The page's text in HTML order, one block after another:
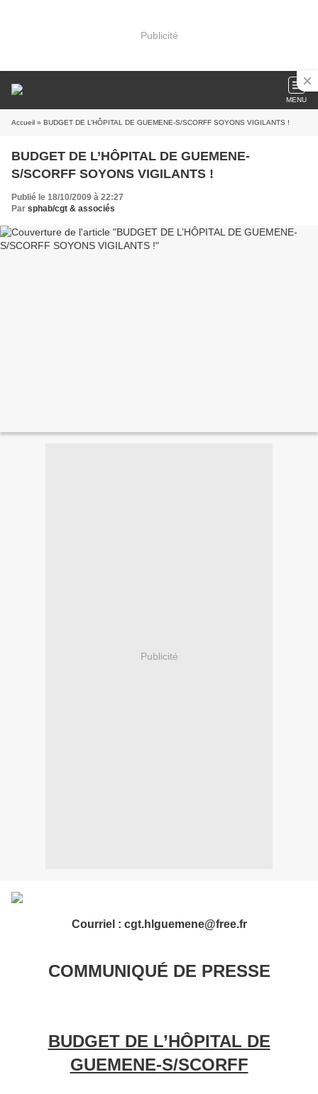
Publicité
MENU
Accueil » BUDGET DE L’HÔPITAL DE GUEMENE-S/SCORFF SOYONS VIGILANTS !
BUDGET DE L’HÔPITAL DE GUEMENE-
S/SCORFF SOYONS VIGILANTS !
Publié le 18/10/2009 à 22:27
Par sphab/cgt & associés
Publicité
Courriel : cgt.hlguemene@free.fr
COMMUNIQUÉ DE PRESSE
BUDGET DE L’HÔPITAL DE
GUEMENE-S/SCORFF